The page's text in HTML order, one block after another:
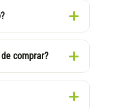
comprar?